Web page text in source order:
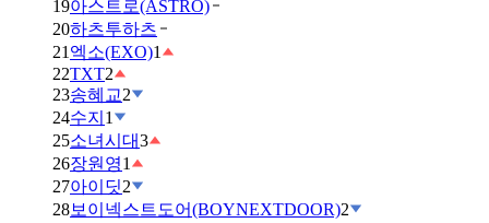
19아스트로(ASTRO)
20하츠투하츠
21 엑소(EXO)1
22TXT2
23송혜교2
24수지 1
25소녀시대3
26장원영1
27아이딧2
28보이넥스트도어(BOYNEXTDOOR)2